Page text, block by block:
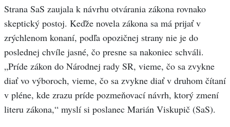
Strana SaS zaujala k návrhu otvárania zákona rovnako
skeptický postoj. Keďže novela zákona sa má prijať v
zrýchlenom konaní, podľa opozičnej strany nie je do
poslednej chvíle jasné, čo presne sa nakoniec schváli.
„Príde zákon do Národnej rady SR, vieme, čo sa zvykne
diať vo výboroch, vieme, čo sa zvykne diať v druhom čítaní
v pléne, kde zrazu príde pozmeňovací návrh, ktorý zmení
literu zákona,“ myslí si poslanec Marián Viskupič (SaS).